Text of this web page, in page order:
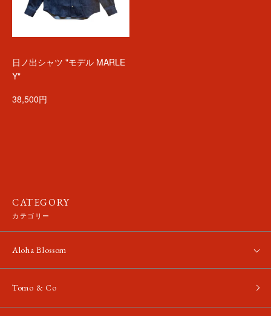
日ノ出シャツ "モデル MARLE
Y"
38,500円
CATEGORY
カテゴリー
Aloha Blossom
Tomo & Co